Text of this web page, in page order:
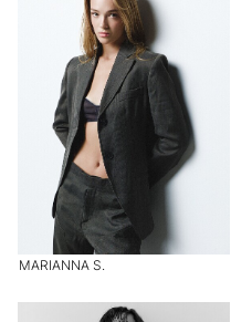
MARIANNA S.